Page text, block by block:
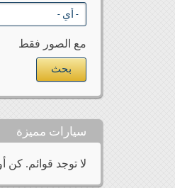
بي ام دبليو زد 8
مع الصور فقط
سيارات مميزة
لا توجد قوائم. كن